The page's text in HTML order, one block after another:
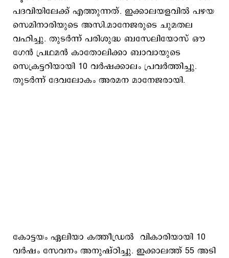
പദവിയിലേക്ക് എത്തുന്നത്. ഇക്കാലയളവിൽ പഴയ
സെമിനാരിയുടെ അസി.മാനേജരുടെ ചുമതല
വഹിച്ചു. തുടർന്ന് പരിശുദ്ധ ബസേലിയോസ് ഔ​
ഗേൻ പ്രഥമൻ കാതോലിക്കാ ബാവായുടെ
സെക്രട്ടറിയായി 10 വർഷക്കാലം പ്രവർത്തിച്ചു.
തുടർന്ന് ദേവലോകം അരമന മാനേജരായി.
കോട്ടയം ഏലിയാ കത്തീഡ്രൽ വികാരിയായി 10
വർഷം സേവനം അനുഷ്ഠിച്ചു. ഇക്കാലത്ത് 55 അടി